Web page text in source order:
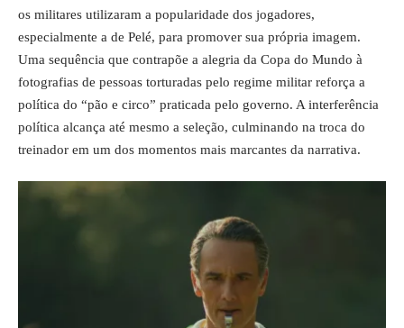
os militares utilizaram a popularidade dos jogadores,
especialmente a de Pelé, para promover sua própria imagem.
Uma sequência que contrapõe a alegria da Copa do Mundo à
fotografias de pessoas torturadas pelo regime militar reforça a
política do “pão e circo” praticada pelo governo. A interferência
política alcança até mesmo a seleção, culminando na troca do
treinador em um dos momentos mais marcantes da narrativa.